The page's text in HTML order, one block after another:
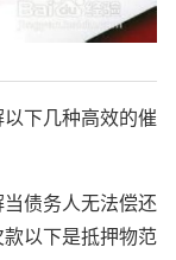
下几种高效的催
债务人无法偿还
以下是抵押物范